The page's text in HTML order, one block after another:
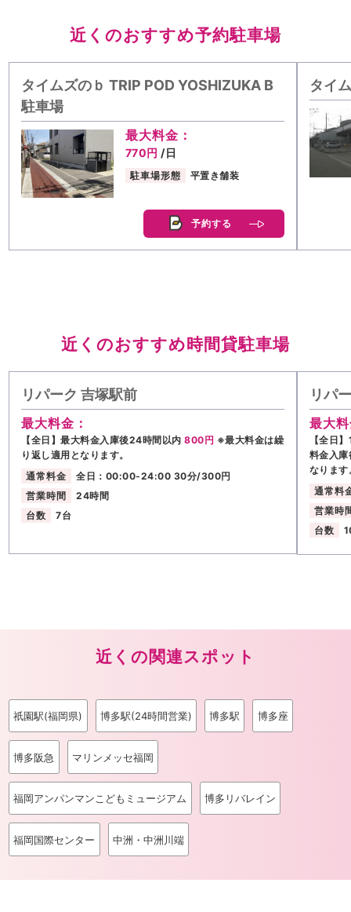
近くのおすすめ予約駐車場
タイムズのｂ TRIP POD YOSHIZUKA B
駐車場
最大料金：
770円 /日
駐車場形態 平置き舗装
予約する
タイ
近くのおすすめ時間貸駐車場
リパーク 吉塚駅前
最大料金：
【全日】最大料金入庫後24時間以内800円 ※最大料金は繰
り返し適用となります。
通常料金
全日：00:00-24:00 30分/300円
営業時間
24時間
台数
7台
リパ
最大
【全日
料金入
なります
通常料
営業時
台数
近くの関連スポット
祇園駅(福岡県) 博多駅(24時間営業) 博多駅 博多座
博多阪急 マリンメッセ福岡
福岡アンパンマンこどもミュージアム 博多リバレイン
福岡国際センター 中洲・中洲川端